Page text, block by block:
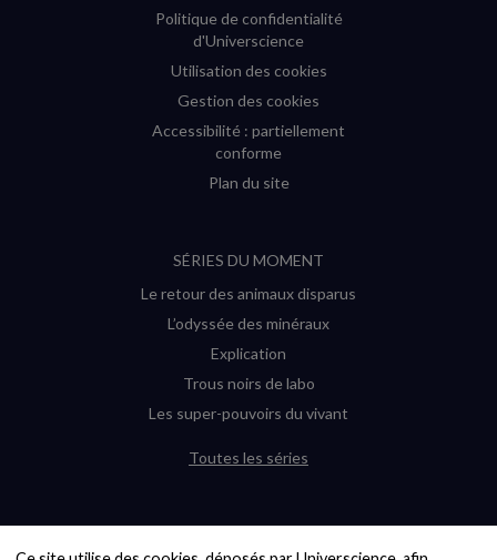
Politique de confidentialité
d'Universcience
Utilisation des cookies
Gestion des cookies
Accessibilité : partiellement
conforme
Plan du site
SÉRIES DU MOMENT
Le retour des animaux disparus
L’odyssée des minéraux
Explication
Trous noirs de labo
Les super-pouvoirs du vivant
Toutes les séries